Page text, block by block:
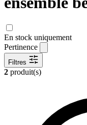
En stock uniquement
Pertinence
Filtres
2 produit(s)